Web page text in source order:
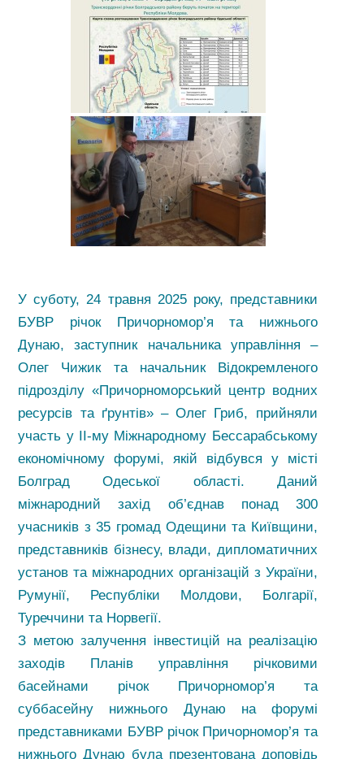
У суботу, 24 травня 2025 року, представники
БУВР річок Причорномор’я та нижнього
Дунаю, заступник начальника управління –
Олег Чижик та начальник Відокремленого
підрозділу «Причорноморський центр водних
ресурсів та ґрунтів» – Олег Гриб, прийняли
участь у ІІ-му Міжнародному Бессарабському
економічному форумі, якій відбувся у місті
Болград Одеської області. Даний
міжнародний захід об’єднав понад 300
учасників з 35 громад Одещини та Київщини,
представників бізнесу, влади, дипломатичних
установ та міжнародних організацій з України,
Румунії, Республіки Молдови, Болгарії,
Туреччини та Норвегії.
З метою залучення інвестицій на реалізацію
заходів Планів управління річковими
басейнами річок Причорномор’я та
суббасейну нижнього Дунаю на форумі
представниками БУВР річок Причорномор’я та
нижнього Дунаю була презентована доповідь